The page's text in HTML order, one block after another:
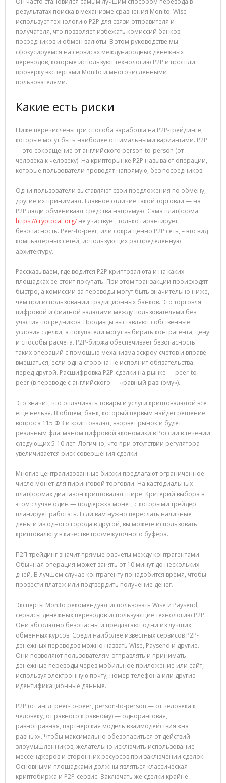
результатах поиска в механизме сравнения Monito. Wise
использует технологию P2P для связи отправителя и
получателя, что позволяет избежать комиссий банков-
посредников и обмен валюты. В этом руководстве мы
сфокусируемся на сервисах международных денежных
переводов, которые используют технологию P2P и прошли
проверку экспертами Monito и многочисленными
пользователями.
Какие есть риски
Ниже перечислены три способа заработка на P2P-трейдинге,
которые могут быть наиболее оптимальными вариантами. P2P
— это сокращение от английского person-to-person (от
человека к человеку). На крипторынке P2P называют операции,
которые пользователи проводят напрямую, без посредников.
Одни пользователи выставляют свои предложения по обмену,
другие их принимают. Главное отличие такой торговли — на
P2P люди обменивают средства напрямую. Сама платформа
https://cryptocat.org/ не участвует, только гарантирует
безопасность. Peer-to-peer, или сокращенно P2P сеть, – это вид
компьютерных сетей, использующих распределенную
архитектуру.
Рассказываем, где водится P2P криптовалюта и на каких
площадках ее стоит покупать. При этом транзакции происходят
быстро, а комиссии за переводы могут быть значительно ниже,
чем при использовании традиционных банков. Это торговля
цифровой и фиатной валютами между пользователями без
участия посредников. Продавцы выставляют собственные
условия сделки, а покупатели могут выбирать контрагента, цену
и способы расчета. P2P-биржа обеспечивает безопасность
таких операций с помощью механизма эскроу-счетов и вправе
вмешаться, если одна сторона не исполнит обязательства
перед другой. Расшифровка P2P-сделки на рынке — peer-to-
peer (в переводе с английского — «равный равному»).
Это значит, что оплачивать товары и услуги криптовалютой все
еще нельзя. В общем, банк, который первым найдёт решение
вопроса 115 ФЗ и криптовалют, взорвёт рынок и будет
реальным флагманом цифровой экономики в России в течении
следующих 5-10 лет. Логично, что при отсутствии регулятора
увеличивается риск совершения сделки.
Многие централизованные биржи предлагают ограниченное
число монет для пиринговой торговли. На кастодиальных
платформах диапазон криптовалют шире. Критерий выбора в
этом случае один — поддержка монет, с которыми трейдер
планирует работать. Если вам нужно переслать наличные
деньги из одного города в другой, вы можете использовать
криптовалюту в качестве промежуточного буфера.
П2П-трейдинг значит прямые расчеты между контрагентами.
Обычная операция может занять от 10 минут до нескольких
дней. В лучшем случае контрагенту понадобится время, чтобы
провести платеж или подтвердить получение денег.
Эксперты Monito рекомендуют использовать Wise и Paysend,
сервисы денежных переводов использующие технологию P2P.
Они абсолютно безопасны и предлагают одни из лучших
обменных курсов. Среди наиболее известных сервисов P2P-
денежных переводов можно назвать Wise, Paysend и другие.
Они позволяют пользователям отправлять и принимать
денежные переводы через мобильное приложение или сайт,
используя электронную почту, номер телефона или другие
идентификационные данные.
P2P (от англ. peer-to-peer, person-to-person — от человека к
человеку, от равного к равному) — одноранговая,
равноправная, партнёрская модель взаимодействия «на
равных». Чтобы максимально обезопаситься от действий
злоумышленников, желательно исключить использование
мессенджеров и сторонних ресурсов при заключении сделок.
Основными площадками должны являться классическая
криптобиржа и P2P-сервис. Заключать же сделки крайне